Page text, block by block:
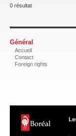
0 résultat
Général
Accueil
Contact
Foreign rights